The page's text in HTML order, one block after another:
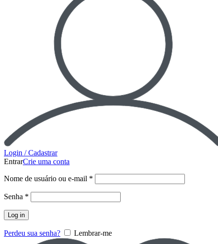
Login / Cadastrar
EntrarCrie uma conta
Nome de usuário ou e-mail *
Senha *
Log in
Perdeu sua senha? Lembrar-me